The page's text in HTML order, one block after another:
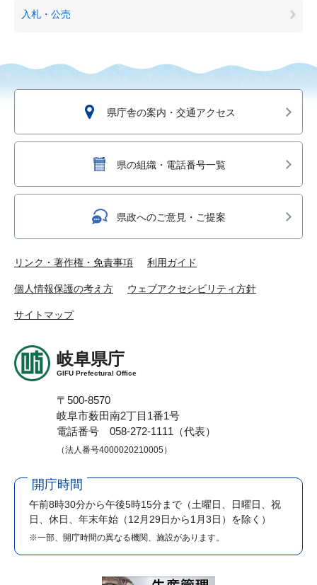
入札・公売
県庁舎の案内・交通アクセス
県の組織・電話番号一覧
県政へのご意見・ご提案
リンク・著作権・免責事項 利用ガイド
個人情報保護の考え方 ウェブアクセシビリティ方針
サイトマップ
岐阜県庁
GIFU Prefectural Office
〒500-8570
岐阜市薮田南2丁目1番1号
電話番号 058-272-1111（代表）
（法人番号4000020210005）
開庁時間
午前8時30分から午後5時15分まで （土曜日、日曜日、祝
日、休日、年末年始（12月29日から1月3日）を除く）
※一部、開庁時間の異なる機関、施設があります。